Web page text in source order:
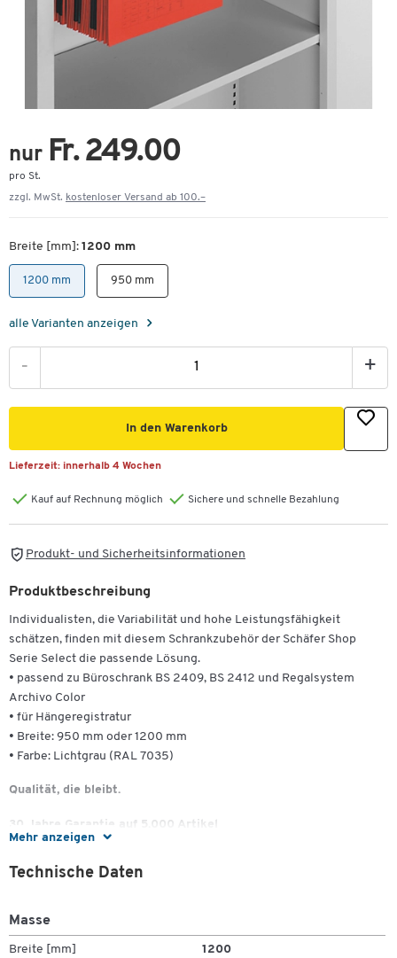
nur Fr. 249.00
pro St.
zzgl. MwSt. kostenloser Versand ab 100.–
Breite [mm]: 1200 mm
1200 mm 950 mm
alle Varianten anzeigen
- +
In den Warenkorb
Lieferzeit: innerhalb 4 Wochen
Kauf auf Rechnung möglich Sichere und schnelle Bezahlung
Produkt- und Sicherheitsinformationen
Mehr anzeigen
Produktbeschreibung
Individualisten, die Variabilität und hohe Leistungsfähigkeit
schätzen, finden mit diesem Schrankzubehör der Schäfer Shop
Serie Select die passende Lösung.
• passend zu Büroschrank BS 2409, BS 2412 und Regalsystem
Archivo Color
• für Hängeregistratur
• Breite: 950 mm oder 1200 mm
• Farbe: Lichtgrau (RAL 7035)
Qualität, die bleibt.
30 Jahre Garantie auf 5.000 Artikel
und längerfristig planen?
Unsere Eigenmarke bietet nicht nur eine grosse Vielfalt
verschiedenster Produkte, sondern überzeugt vor allem auch mit
ihrer 100%igen Schäfer Shop-Qualität.
Technische Daten
Masse
Breite [mm] 1200